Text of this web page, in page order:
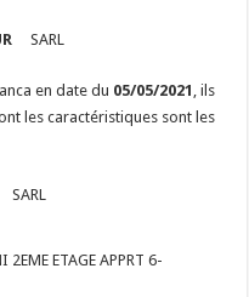
SARL
en date du 05/05/2021 , ils
les caractéristiques sont les
SARL
ETAGE APPRT 6-